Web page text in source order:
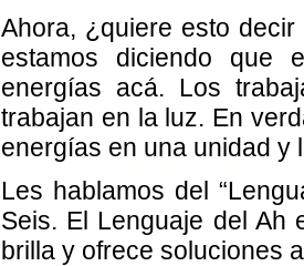
Ahora, ¿quiere esto
estamos diciendo que
energías acá. Los
trabajan en la luz. En
energías en una unidad y
Les hablamos del
Seis. El Lenguaje del Ah
brilla y ofrece soluciones